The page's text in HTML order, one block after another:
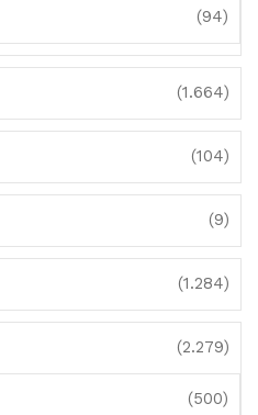
(94)
(1.664)
(104)
(9)
(1.284)
(2.279)
(500)